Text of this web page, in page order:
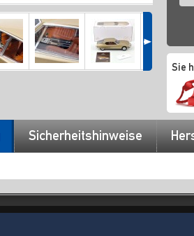
Sie
Sicherheitshinweise